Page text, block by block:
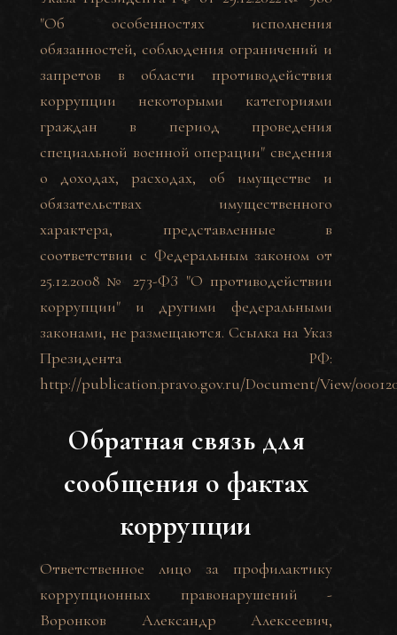
"Об особенностях исполнения
обязанностей, соблюдения ограничений и
запретов в области противодействия
коррупции некоторыми категориями
граждан в период проведения
специальной военной операции" сведения
о доходах, расходах, об имуществе и
обязательствах имущественного
характера, представленные в
соответствии с Федеральным законом от
25.12.2008 № 273-ФЗ "О противодействии
коррупции" и другими федеральными
законами, не размещаются. Ссылка на Указ
Президента РФ:
http://publication.pravo.gov.ru/Document/View/
Обратная связь для
сообщения о фактах
коррупции
Ответственное лицо за профилактику
коррупционных правонарушений -
Воронков Александр Алексеевич,